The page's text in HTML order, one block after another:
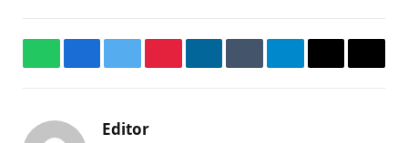
WhatsApp
Facebook
TwitterPinterestLinkedInTumblrTelegram
EmailCopy
Editor